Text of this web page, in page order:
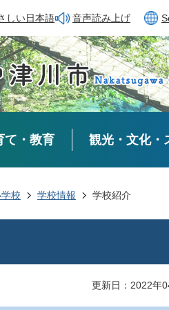
しい日本語 音声読み上げ
て・教育 観光・文化・
校 学校情報 学校紹介
更新日：2022年